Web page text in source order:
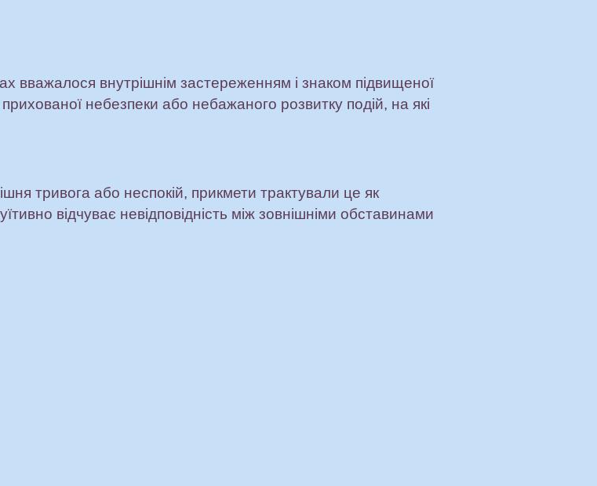
вважалося внутрішнім застереженням і знаком підвищеної
небезпеки або небажаного розвитку подій, на які
тривога або неспокій, прикмети трактували це як
відчуває невідповідність між зовнішніми обставинами